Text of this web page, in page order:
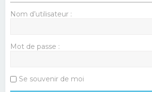
Nom d’utilisateur :
Mot de passe :
Se souvenir de moi